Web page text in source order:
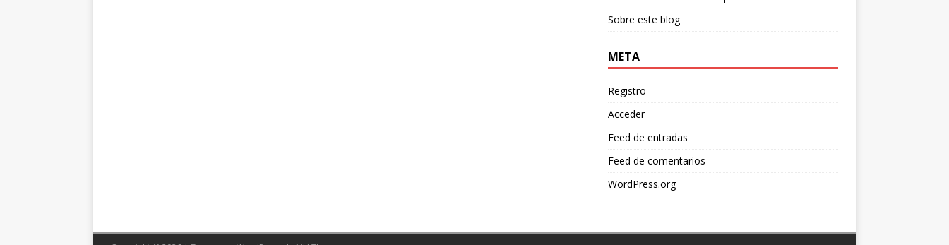
Sobre este blog
META
Registro
Acceder
Feed de entradas
Feed de comentarios
WordPress.org